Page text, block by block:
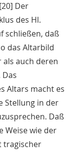
Der
des Hl.
schließen, daß
das Altarbild
als auch deren
Altars macht es
Stellung in der
Daß
Weise wie der
tragischer